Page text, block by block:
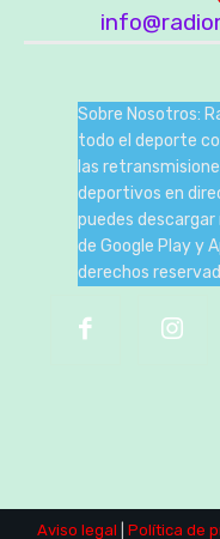
Sobre Nosotros:
todo el deporte
las
deportivos en
puedes descargar
de Google Play y
derechos
Aviso legal Política de